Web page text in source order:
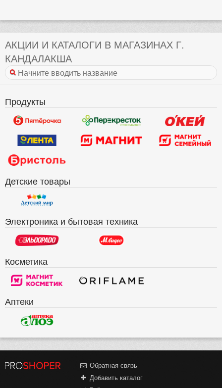
АКЦИИ И КАТАЛОГИ В МАГАЗИНАХ Г.
КАНДАЛАКША
Продукты
Детские товары
Электроника и бытовая техника
Косметика
Аптеки
Обратная связь
Добавить каталог